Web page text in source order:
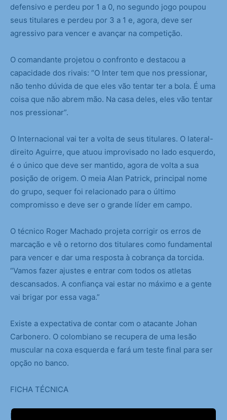
defensivo e perdeu por 1 a 0, no segundo jogo poupou
seus titulares e perdeu por 3 a 1 e, agora, deve ser
agressivo para vencer e avançar na competição.
O comandante projetou o confronto e destacou a
capacidade dos rivais: “O Inter tem que nos pressionar,
não tenho dúvida de que eles vão tentar ter a bola. É uma
coisa que não abrem mão. Na casa deles, eles vão tentar
nos pressionar”.
O Internacional vai ter a volta de seus titulares. O lateral-
direito Aguirre, que atuou improvisado no lado esquerdo,
é o único que deve ser mantido, agora de volta a sua
posição de origem. O meia Alan Patrick, principal nome
do grupo, sequer foi relacionado para o último
compromisso e deve ser o grande líder em campo.
O técnico Roger Machado projeta corrigir os erros de
marcação e vê o retorno dos titulares como fundamental
para vencer e dar uma resposta à cobrança da torcida.
“Vamos fazer ajustes e entrar com todos os atletas
descansados. A confiança vai estar no máximo e a gente
vai brigar por essa vaga.”
Existe a expectativa de contar com o atacante Johan
Carbonero. O colombiano se recupera de uma lesão
muscular na coxa esquerda e fará um teste final para ser
opção no banco.
FICHA TÉCNICA
INTERNACIONAL X FLAMENGO